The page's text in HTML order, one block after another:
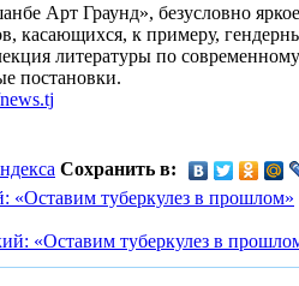
Арт Граунд», безусловно
касающихся, к примеру,
литературы по
постановки.
Сохранить в:
«Оставим туберкулез в прошлом»